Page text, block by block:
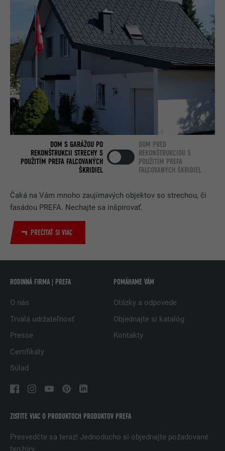
Čaká na Vám mnoho zaujímavých objektov so strechou, či
fasádou PREFA. Nechajte sa inšpirovať.
PREČÍTAŤ SI VIAC
DOM S GARÁŽOU PO
REKONŠTRUKCII STRECHY S
POUŽITÍM PREFA FALCOVANÝCH
ŠKRIDIEL
DOM PRED
REKONŠTRUKCIOU S
POUŽITÍM PREFA
FALCOVANÝCH ŠKRIDIEL
ZISTITE VIAC O PRODUKTOCH PRODUKTOV PREFA
Presvedčte sa teraz! Jednoducho si objednajte požadované
brožúry.
RODINNÁ FIRMA | PREFA
O nás
Trvalá udržateľnosť
Presse
Certifikáty
Súlad
POMÁHAME VÁM
Otázky a odpovede
Objednajte si katalóg
Kontakty
POSKYTOVATEĽ Google Optimize
DOBA TRVANIA 90 dní
Používa sa na kontrolu toho, či
prehliadač povoľuje umiestňovanie
súborov cookie. Neobsahuje žiadne
identifikátory.
NÁZOV lang
POSKYTOVATEĽ LinkedIn
DOBA TRVANIA Relácia prehliadania
Používa ho LinkedIn, keď webová
stránka obsahuje vložené okno
„Sledujte nás“.
NÁZOV bcookie
POSKYTOVATEĽ LinkedIn
2 roky
ÚČEL
Používa ho služba sociálnej siete
LinkedIn na sledovanie používania
POSKYTOVATEĽ
DOBA TRVANIA
ÚČEL
Používa ho služba sociálnej siete
LinkedIn na sledovanie používania